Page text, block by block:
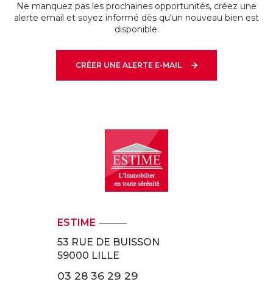
Ne manquez pas les prochaines opportunités, créez une
alerte email et soyez informé dès qu'un nouveau bien est
disponible.
CRÉER UNE ALERTE E-MAIL
ESTIME
53 RUE DE BUISSON
59000 LILLE
03 28 36 29 29